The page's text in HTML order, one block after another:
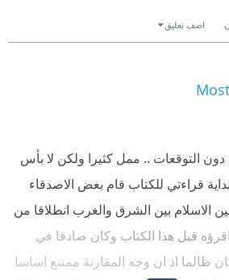
اضف تعليق
التوقعات .. ممل كثيرا ولكن لا بأس
قراءتي للكتاب قام بعض الاصدقاء
الاسلام بين الشرق والغرب انطلاقا من
قبل هذا الكتاب وكان صادقا في
ظالما اذ ان وجه المقارنة ممتنع اساسا